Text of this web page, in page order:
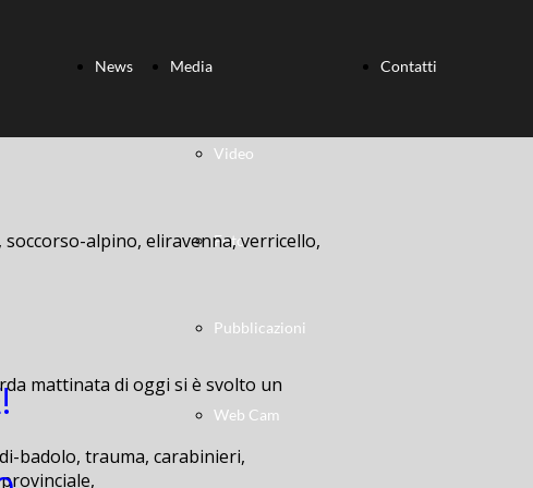
News Media
Video
Foto
Pubblicazioni
Web Cam
Contatti
alpino, eliravenna, verricello,
mattinata di oggi si è svolto un
badolo, trauma, carabinieri,